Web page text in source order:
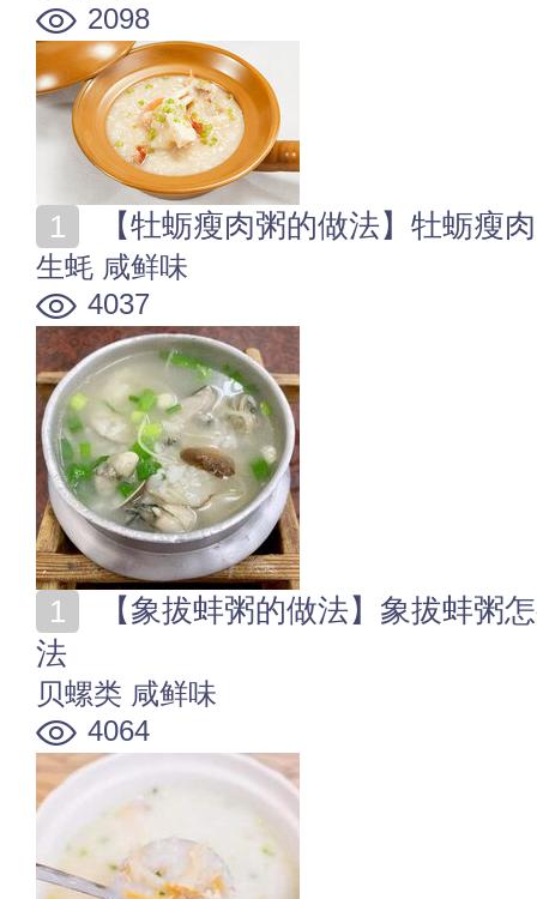
2098
【牡蛎瘦肉粥的做法】牡蛎瘦
生蚝 咸鲜味
4037
法
贝螺类 咸鲜味
4064